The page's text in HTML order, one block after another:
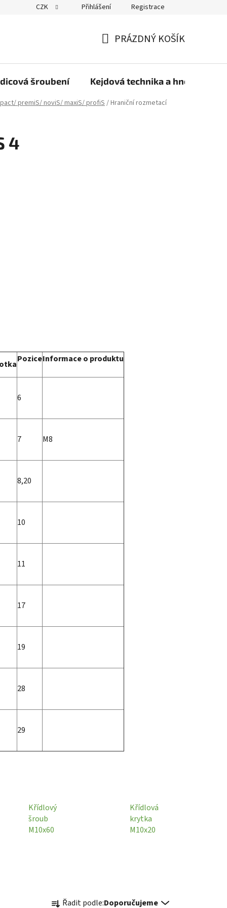
CZK Přihlášení Registrace
KOŠÍK
PRÁZDNÝ KOŠÍK
šroubení Kejdová technika a hnojiva
premiS/ noviS/ maxiS/ profiS/Hraniční rozmetací
4
PoziceInformace o produktu
6
7 M8
8,20
10
11
17
19
28
29
Křídlový
šroub
M10x60
Křídlová
krytka
M10x20
Řadit podle:Doporučujeme